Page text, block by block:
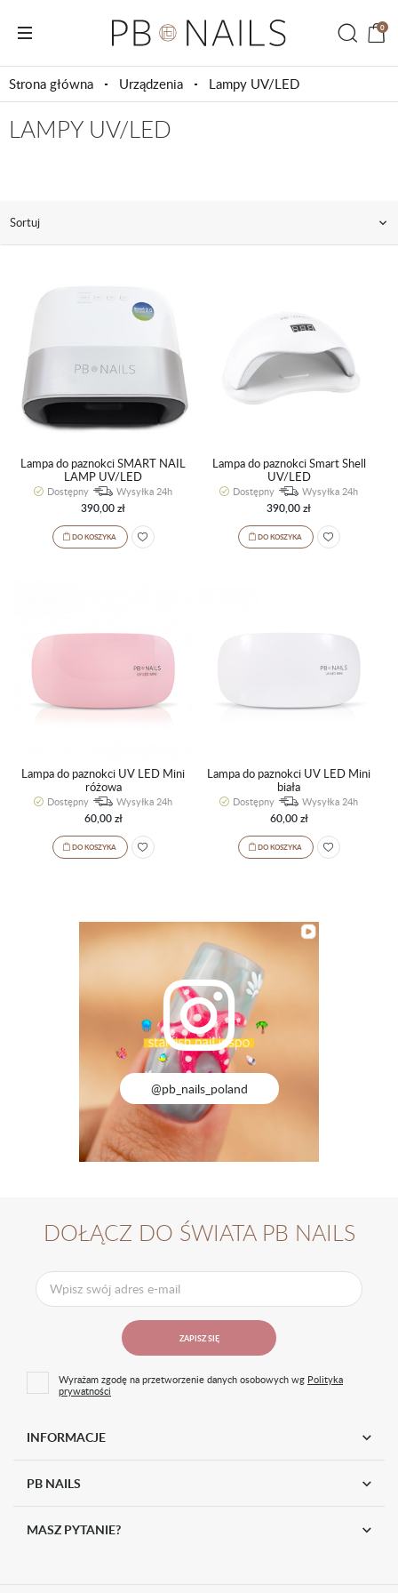
0
Strona główna Urządzenia Lampy UV/LED
LAMPY UV/LED
Sortuj
Lampa do paznokci SMART NAIL
LAMP UV/LED
Dostępny Wysyłka 24h
390,00 zł
DO KOSZYKA
Lampa do paznokci Smart Shell
UV/LED
Dostępny Wysyłka 24h
390,00 zł
DO KOSZYKA
Lampa do paznokci UV LED Mini
różowa
Dostępny Wysyłka 24h
60,00 zł
DO KOSZYKA
Lampa do paznokci UV LED Mini
biała
Dostępny Wysyłka 24h
60,00 zł
DO KOSZYKA
@pb_nails_poland
INFORMACJE
PB NAILS
DOŁĄCZ DO ŚWIATA PB NAILS
ZAPISZ SIĘ
Wyrażam zgodę na przetworzenie danych osobowych wg Polityka
prywatności
MASZ PYTANIE?